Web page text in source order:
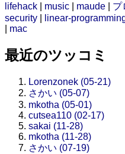
lifehack
music maude プ
security
linear-
mac
最近のツッコミ
Lorenzonek (05-21)
さかい (05-07)
mkotha (05-01)
cutsea110 (02-17)
sakai (11-28)
mkotha (11-28)
さかい (07-19)